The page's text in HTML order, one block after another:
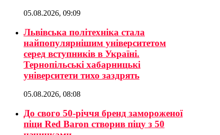
05.08.2026, 09:09
Львівська політехніка стала
найпопулярнішим університетом
серед вступників в Україні.
Тернопільські хабарницькі
університети тихо заздрять
05.08.2026, 08:08
До свого 50-річчя бренд замороженої
піци Red Baron створив піцу з 50